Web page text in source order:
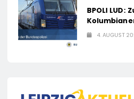
BPOLI LUD:
4. AUGUST